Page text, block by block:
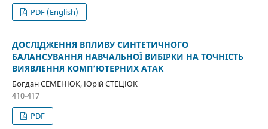
PDF (English)
ДОСЛІДЖЕННЯ ВПЛИВУ СИНТЕТИЧНОГО
БАЛАНСУВАННЯ НАВЧАЛЬНОЇ ВИБІРКИ НА ТОЧНІСТЬ
ВИЯВЛЕННЯ КОМП’ЮТЕРНИХ АТАК
Богдан СЕМЕНЮК, Юрій СТЕЦЮК
410-417
PDF